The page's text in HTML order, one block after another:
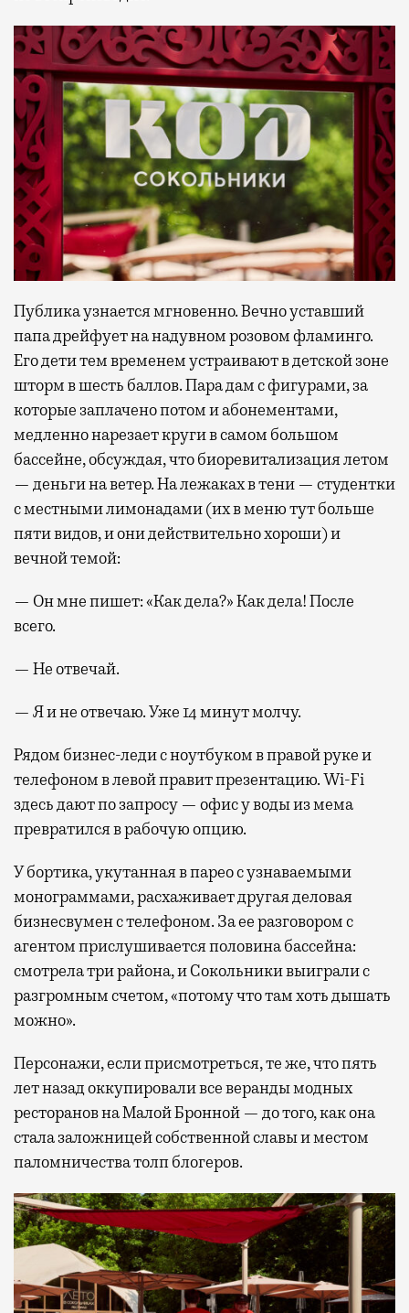
Публика узнается мгновенно. Вечно уставший
папа дрейфует на надувном розовом фламинго.
Его дети тем временем устраивают в детской зоне
шторм в шесть баллов. Пара дам с фигурами, за
которые заплачено потом и абонементами,
медленно нарезает круги в самом большом
бассейне, обсуждая, что биоревитализация летом
— деньги на ветер. На лежаках в тени — студентки
с местными лимонадами (их в меню тут больше
пяти видов, и они действительно хороши) и
вечной темой:
— Он мне пишет: «Как дела?» Как дела! После
всего.
— Не отвечай.
— Я и не отвечаю. Уже 14 минут молчу.
Рядом бизнес-леди с ноутбуком в правой руке и
телефоном в левой правит презентацию. Wi-Fi
здесь дают по запросу — офис у воды из мема
превратился в рабочую опцию.
У бортика, укутанная в парео с узнаваемыми
монограммами, расхаживает другая деловая
бизнесвумен с телефоном. За ее разговором с
агентом прислушивается половина бассейна:
смотрела три района, и Сокольники выиграли с
разгромным счетом, «потому что там хоть дышать
можно».
Персонажи, если присмотреться, те же, что пять
лет назад оккупировали все веранды модных
ресторанов на Малой Бронной — до того, как она
стала заложницей собственной славы и местом
паломничества толп блогеров.